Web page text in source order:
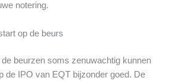
notering.
op de beurs
de beurzen soms zenuwachtig kunnen
de IPO van EQT bijzonder goed. De